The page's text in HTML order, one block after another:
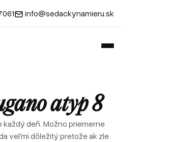
info@sedackynamieru.sk
atyp 8
deň. Možno priemerne
veľmi dôležitý pretože ak zle